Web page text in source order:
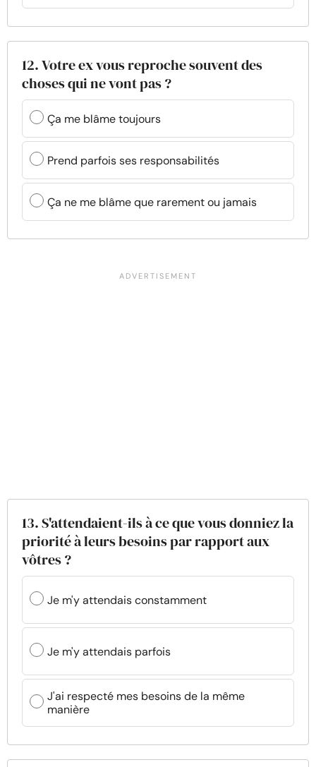
12. Votre ex vous reproche souvent des
choses qui ne vont pas ?
Ça me blâme toujours
Prend parfois ses responsabilités
Ça ne me blâme que rarement ou jamais
13. S'attendaient-ils à ce que vous donniez la
priorité à leurs besoins par rapport aux
vôtres ?
Je m'y attendais constamment
Je m'y attendais parfois
J'ai respecté mes besoins de la même
manière